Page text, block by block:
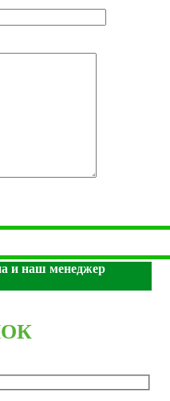
и наш менеджер